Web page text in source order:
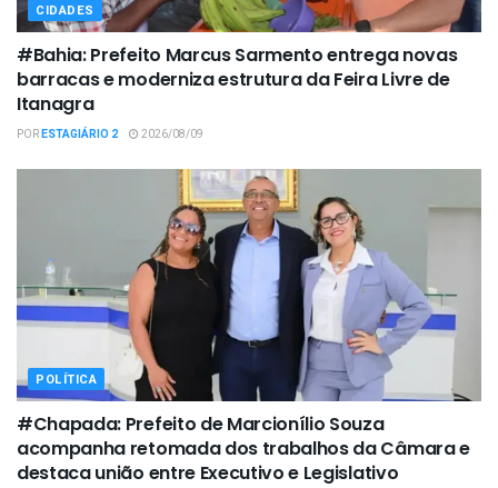
CIDADES
#Bahia: Prefeito Marcus Sarmento entrega novas
barracas e moderniza estrutura da Feira Livre de
Itanagra
PORESTAGIÁRIO 2 2026/08/09
POLÍTICA
#Chapada: Prefeito de Marcionílio Souza
acompanha retomada dos trabalhos da Câmara e
destaca união entre Executivo e Legislativo